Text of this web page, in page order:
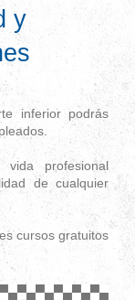
y
inferior podrás
profesional
de cualquier
cursos gratuitos